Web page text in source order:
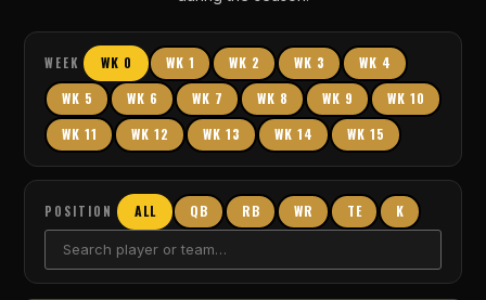
WEEK WK 0 WK 1 WK 2 WK 3
WK 4
WK 5
WK 6 WK 7 WK 8 WK 9
WK 10
WK 11
WK 12 WK 13 WK 14 WK 15
POSITION ALL QB RB WR TE K